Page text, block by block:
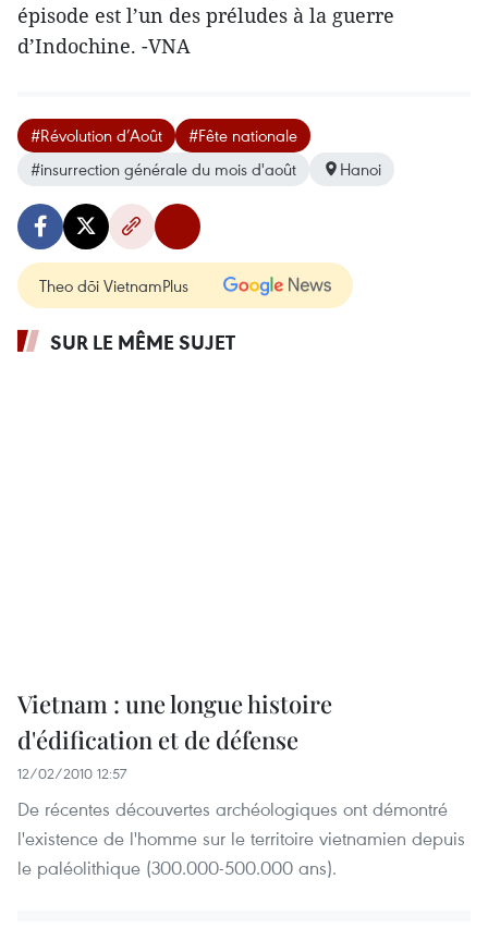
épisode est l’un des préludes à la guerre
d’Indochine. -VNA
#Révolution d’Août
#Fête nationale
#insurrection générale du mois d'août
Hanoi
Theo dõi VietnamPlus
SUR LE MÊME SUJET
Vietnam : une longue histoire
d'édification et de défense
12/02/2010 12:57
De récentes découvertes archéologiques ont démontré
l'existence de l'homme sur le territoire vietnamien depuis
le paléolithique (300.000-500.000 ans).